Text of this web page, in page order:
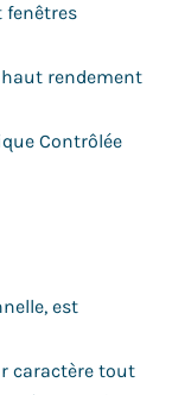
fenêtres
rendement
Contrôlée
est
caractère tout